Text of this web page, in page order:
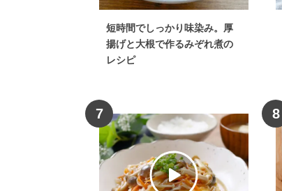
短時間でしっかり味染み。厚
揚げと大根で作るみぞれ煮の
レシピ
7 8